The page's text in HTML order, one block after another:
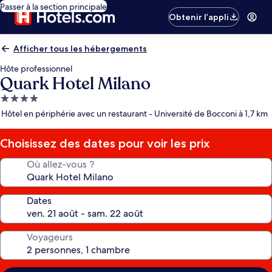
Passer à la section principale
Obtenir l’appli
Afficher tous les hébergements
Hôte professionnel
Quark Hotel Milano
Hébergement
4.0 étoiles
Hôtel en périphérie avec un restaurant - Université de Bocconi à 1,7 km
Choisissez des dates pour voir les prix
Où allez-vous ?
Dates
Voyageurs